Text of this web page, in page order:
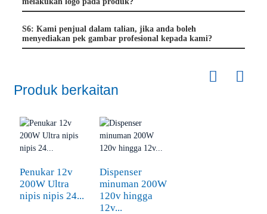
S6: Kami penjual dalam talian, jika anda boleh
menyediakan pek gambar profesional kepada kami?
Produk berkaitan
Penukar 12v
200W Ultra
nipis nipis 24...
Dispenser
minuman 200W
120v hingga
12v...